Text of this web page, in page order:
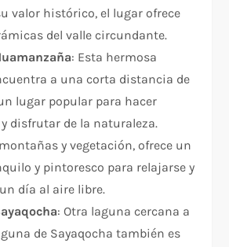
valor histórico, el lugar ofrece
del valle circundante.
: Esta hermosa
a una corta distancia de
lugar popular para hacer
disfrutar de la naturaleza.
y vegetación, ofrece un
y pintoresco para relajarse y
día al aire libre.
: Otra laguna cercana a
de Sayaqocha también es